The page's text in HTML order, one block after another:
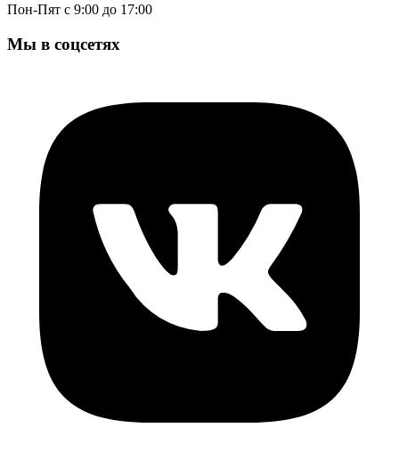
Пон-Пят с 9:00 до 17:00
Мы в соцсетях